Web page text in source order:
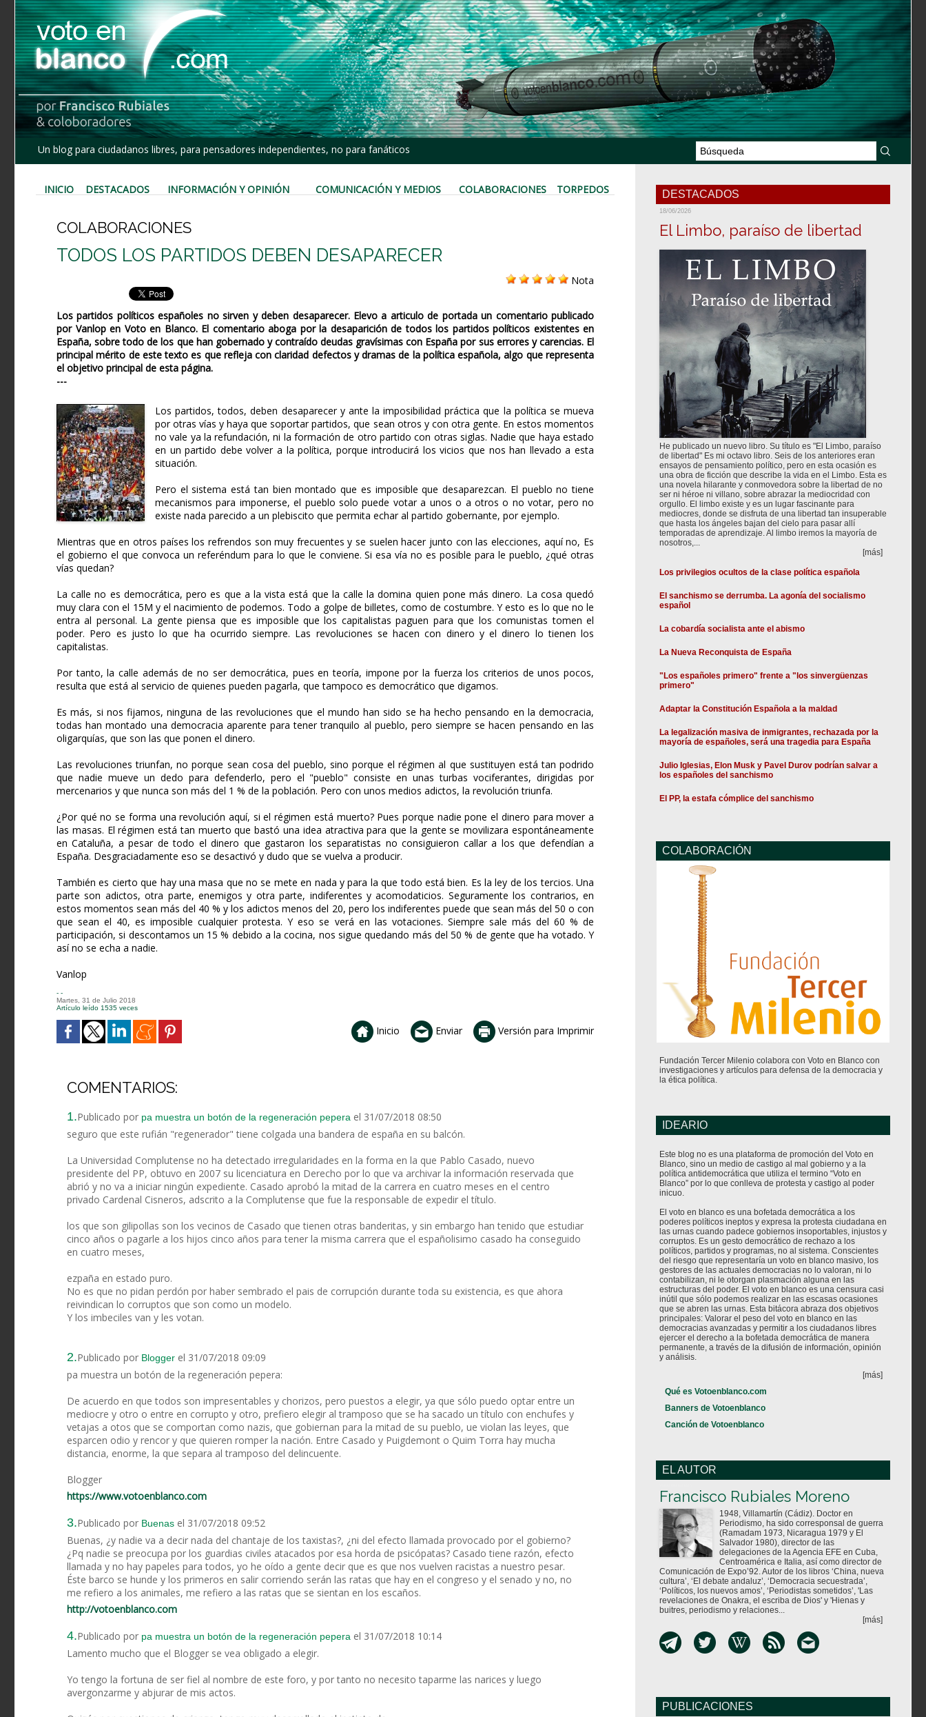
Un blog para ciudadanos libres, para pensadores independientes, no para fanáticos
INICIO DESTACADOS INFORMACIÓN Y OPINIÓN COMUNICACIÓN Y MEDIOS COLABORACIONES TORPEDOS
COLABORACIONES
TODOS LOS PARTIDOS DEBEN DESAPARECER
Nota
Los partidos políticos españoles no sirven y deben desaparecer. Elevo a articulo de portada un comentario publicado
por Vanlop en Voto en Blanco. El comentario aboga por la desaparición de todos los partidos políticos existentes en
España, sobre todo de los que han gobernado y contraído deudas gravísimas con España por sus errores y carencias. El
principal mérito de este texto es que refleja con claridad defectos y dramas de la política española, algo que representa
el objetivo principal de esta página.
---
Los partidos, todos, deben desaparecer y ante la imposibilidad práctica que la política se mueva
por otras vías y haya que soportar partidos, que sean otros y con otra gente. En estos momentos
no vale ya la refundación, ni la formación de otro partido con otras siglas. Nadie que haya estado
en un partido debe volver a la política, porque introducirá los vicios que nos han llevado a esta
situación.
Pero el sistema está tan bien montado que es imposible que desaparezcan. El pueblo no tiene
mecanismos para imponerse, el pueblo solo puede votar a unos o a otros o no votar, pero no
existe nada parecido a un plebiscito que permita echar al partido gobernante, por ejemplo.
Mientras que en otros países los refrendos son muy frecuentes y se suelen hacer junto con las elecciones, aquí no, Es
el gobierno el que convoca un referéndum para lo que le conviene. Si esa vía no es posible para le pueblo, ¿qué otras
vías quedan?
La calle no es democrática, pero es que a la vista está que la calle la domina quien pone más dinero. La cosa quedó
muy clara con el 15M y el nacimiento de podemos. Todo a golpe de billetes, como de costumbre. Y esto es lo que no le
entra al personal. La gente piensa que es imposible que los capitalistas paguen para que los comunistas tomen el
poder. Pero es justo lo que ha ocurrido siempre. Las revoluciones se hacen con dinero y el dinero lo tienen los
capitalistas.
Por tanto, la calle además de no ser democrática, pues en teoría, impone por la fuerza los criterios de unos pocos,
resulta que está al servicio de quienes pueden pagarla, que tampoco es democrático que digamos.
Es más, si nos fijamos, ninguna de las revoluciones que el mundo han sido se ha hecho pensando en la democracia,
todas han montado una democracia aparente para tener tranquilo al pueblo, pero siempre se hacen pensando en las
oligarquías, que son las que ponen el dinero.
Las revoluciones triunfan, no porque sean cosa del pueblo, sino porque el régimen al que sustituyen está tan podrido
que nadie mueve un dedo para defenderlo, pero el "pueblo" consiste en unas turbas vociferantes, dirigidas por
mercenarios y que nunca son más del 1 % de la población. Pero con unos medios adictos, la revolución triunfa.
¿Por qué no se forma una revolución aquí, si el régimen está muerto? Pues porque nadie pone el dinero para mover a
las masas. El régimen está tan muerto que bastó una idea atractiva para que la gente se movilizara espontáneamente
en Cataluña, a pesar de todo el dinero que gastaron los separatistas no consiguieron callar a los que defendían a
España. Desgraciadamente eso se desactivó y dudo que se vuelva a producir.
También es cierto que hay una masa que no se mete en nada y para la que todo está bien. Es la ley de los tercios. Una
parte son adictos, otra parte, enemigos y otra parte, indiferentes y acomodaticios. Seguramente los contrarios, en
estos momentos sean más del 40 % y los adictos menos del 20, pero los indiferentes puede que sean más del 50 o con
que sean el 40, es imposible cualquier protesta. Y eso se verá en las votaciones. Siempre sale más del 60 % de
participación, si descontamos un 15 % debido a la cocina, nos sigue quedando más del 50 % de gente que ha votado. Y
así no se echa a nadie.
Vanlop
- -
Martes, 31 de Julio 2018
Artículo leído 1535 veces
Inicio Enviar Versión para Imprimir
COMENTARIOS:
1.Publicado por pa muestra un botón de la regeneración pepera el 31/07/2018 08:50
seguro que este rufián "regenerador" tiene colgada una bandera de españa en su balcón.
La Universidad Complutense no ha detectado irregularidades en la forma en la que Pablo Casado, nuevo
presidente del PP, obtuvo en 2007 su licenciatura en Derecho por lo que va archivar la información reservada que
abrió y no va a iniciar ningún expediente. Casado aprobó la mitad de la carrera en cuatro meses en el centro
privado Cardenal Cisneros, adscrito a la Complutense que fue la responsable de expedir el título.
los que son gilipollas son los vecinos de Casado que tienen otras banderitas, y sin embargo han tenido que estudiar
cinco años o pagarle a los hijos cinco años para tener la misma carrera que el españolisimo casado ha conseguido
en cuatro meses,
ezpaña en estado puro.
No es que no pidan perdón por haber sembrado el pais de corrupción durante toda su existencia, es que ahora
reivindican lo corruptos que son como un modelo.
Y los imbeciles van y les votan.
2.Publicado por Blogger el 31/07/2018 09:09
pa muestra un botón de la regeneración pepera:
De acuerdo en que todos son impresentables y chorizos, pero puestos a elegir, ya que sólo puedo optar entre un
mediocre y otro o entre en corrupto y otro, prefiero elegir al tramposo que se ha sacado un título con enchufes y
vetajas a otos que se comportan como nazis, que gobiernan para la mitad de su pueblo, ue violan las leyes, que
esparcen odio y rencor y que quieren romper la nación. Entre Casado y Puigdemont o Quim Torra hay mucha
distancia, enorme, la que separa al tramposo del delincuente.
Blogger
https://www.votoenblanco.com
3.Publicado por Buenas el 31/07/2018 09:52
Buenas, ¿y nadie va a decir nada del chantaje de los taxistas?, ¿ni del efecto llamada provocado por el gobierno?
¿Pq nadie se preocupa por los guardias civiles atacados por esa horda de psicópatas? Casado tiene razón, efecto
llamada y no hay papeles para todos, yo he oído a gente decir que es que nos vuelven racistas a nuestro pesar.
Éste barco se hunde y los primeros en salir corriendo serán las ratas que hay en el congreso y el senado y no, no
me refiero a los animales, me refiero a las ratas que se sientan en los escaños.
http://votoenblanco.com
4.Publicado por pa muestra un botón de la regeneración pepera el 31/07/2018 10:14
Lamento mucho que el Blogger se vea obligado a elegir.
Yo tengo la fortuna de ser fiel al nombre de este foro, y por tanto no necesito taparme las narices y luego
avergonzarme y abjurar de mis actos.
DESTACADOS
18/06/2026
El Limbo, paraíso de libertad
He publicado un nuevo libro. Su título es "El Limbo, paraíso
de libertad" Es mi octavo libro. Seis de los anteriores eran
ensayos de pensamiento político, pero en esta ocasión es
una obra de ficción que describe la vida en el Limbo. Esta es
una novela hilarante y conmovedora sobre la libertad de no
ser ni héroe ni villano, sobre abrazar la mediocridad con
orgullo. El limbo existe y es un lugar fascinante para
mediocres, donde se disfruta de una libertad tan insuperable
que hasta los ángeles bajan del cielo para pasar allí
temporadas de aprendizaje. Al limbo iremos la mayoría de
nosotros,...
[más]
Los privilegios ocultos de la clase política española
El sanchismo se derrumba. La agonía del socialismo
español
La cobardía socialista ante el abismo
La Nueva Reconquista de España
"Los españoles primero" frente a "los sinvergüenzas
primero"
Adaptar la Constitución Española a la maldad
La legalización masiva de inmigrantes, rechazada por la
mayoría de españoles, será una tragedia para España
Julio Iglesias, Elon Musk y Pavel Durov podrían salvar a
los españoles del sanchismo
El PP, la estafa cómplice del sanchismo
COLABORACIÓN
Fundación Tercer Milenio colabora con Voto en Blanco con
investigaciones y artículos para defensa de la democracia y
la ética política.
IDEARIO
Este blog no es una plataforma de promoción del Voto en
Blanco, sino un medio de castigo al mal gobierno y a la
política antidemocrática que utiliza el termino “Voto en
Blanco” por lo que conlleva de protesta y castigo al poder
inicuo.
El voto en blanco es una bofetada democrática a los
poderes políticos ineptos y expresa la protesta ciudadana en
las urnas cuando padece gobiernos insoportables, injustos y
corruptos. Es un gesto democrático de rechazo a los
políticos, partidos y programas, no al sistema. Conscientes
del riesgo que representaría un voto en blanco masivo, los
gestores de las actuales democracias no lo valoran, ni lo
contabilizan, ni le otorgan plasmación alguna en las
estructuras del poder. El voto en blanco es una censura casi
inútil que sólo podemos realizar en las escasas ocasiones
que se abren las urnas. Esta bitácora abraza dos objetivos
principales: Valorar el peso del voto en blanco en las
democracias avanzadas y permitir a los ciudadanos libres
ejercer el derecho a la bofetada democrática de manera
permanente, a través de la difusión de información, opinión
y análisis.
[más]
Qué es Votoenblanco.com
Banners de Votoenblanco
Canción de Votoenblanco
EL AUTOR
Francisco Rubiales Moreno
1948, Villamartín (Cádiz). Doctor en
Periodismo, ha sido corresponsal de guerra
(Ramadam 1973, Nicaragua 1979 y El
Salvador 1980), director de las
delegaciones de la Agencia EFE en Cuba,
Centroamérica e Italia, así como director de
Comunicación de Expo’92. Autor de los libros ‘China, nueva
cultura’, ‘El debate andaluz’, ‘Democracia secuestrada’,
‘Políticos, los nuevos amos’, ‘Periodistas sometidos’, 'Las
revelaciones de Onakra, el escriba de Dios' y 'Hienas y
buitres, periodismo y relaciones...
[más]
PUBLICACIONES